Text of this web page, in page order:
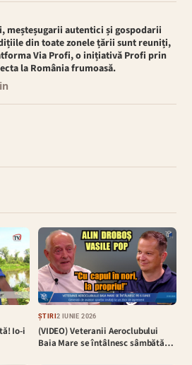
meșteșugarii autentici și gospodarii
din toate zonele țării sunt reuniți,
Via Profi, o inițiativă Profi prin
la România frumoasă.
Io-i
ȘTIRI2 IUNIE 2026
(VIDEO) Veteranii Aeroclubului
Baia Mare se întâlnesc sâmbătă…